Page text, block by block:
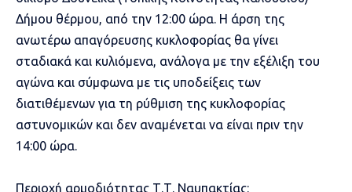
Δήμου θέρμου, από την 12:00 ώρα. Η άρση της
ανωτέρω απαγόρευσης κυκλοφορίας θα γίνει
σταδιακά και κυλιόμενα, ανάλογα με την εξέλιξη του
αγώνα και σύμφωνα με τις υποδείξεις των
διατιθέμενων για τη ρύθμιση της κυκλοφορίας
αστυνομικών και δεν αναμένεται να είναι πριν την
14:00 ώρα.
Περιοχή αρμοδιότητας Τ.Τ. Ναυπακτίας: